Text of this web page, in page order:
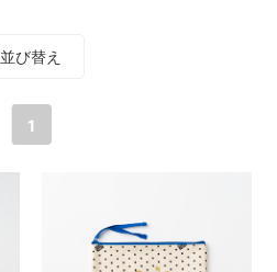
並び替え
1